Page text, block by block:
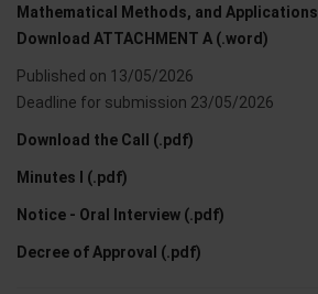
Mathematical Methods, and Applications
Download ATTACHMENT A (.word)
Published on 13/05/2026
Deadline for submission 23/05/2026
Download the Call (.pdf)
Minutes I (.pdf)
Notice - Oral Interview (.pdf)
Decree of Approval (.pdf)